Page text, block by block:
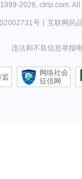
1999-2026, ctrip.com.
号丨 互联网药
违法和不良信息举报
监
网络社会
征信网